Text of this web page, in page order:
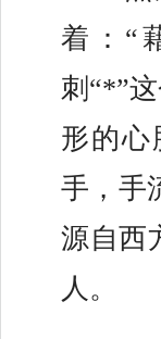
着：“
刺“*”
形的心
手，手
源自西
人。